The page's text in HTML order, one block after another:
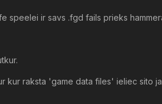
ir savs .fgd fails prieks
kur raksta 'game data files' ieliec sito